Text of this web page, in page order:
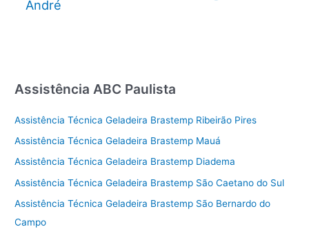
André
Assistência ABC Paulista
Assistência Técnica Geladeira Brastemp Ribeirão Pires
Assistência Técnica Geladeira Brastemp Mauá
Assistência Técnica Geladeira Brastemp Diadema
Assistência Técnica Geladeira Brastemp São Caetano do Sul
Assistência Técnica Geladeira Brastemp São Bernardo do
Campo